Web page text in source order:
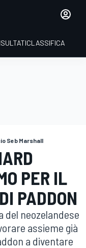
CLASSIFICA
Seb Marshall
PER IL
PADDON
del neozelandese
assieme già
a diventare